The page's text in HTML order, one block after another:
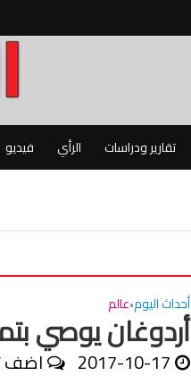
تقارير ودراسات الرأي فيديو
أحداث اليوم•عالم
أردوغان يوصي
2017-10-17 اضف